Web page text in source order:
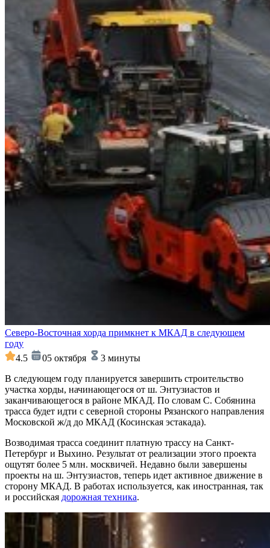
Северо-Восточная хорда примкнет к МКАД в следующем
году
4.5
05 октября
3 минуты
В следующем году планируется завершить строительство
участка хорды, начинающегося от ш. Энтузиастов и
заканчивающегося в районе МКАД. По словам С. Собянина
трасса будет идти с северной стороны Рязанского направления
Московской ж/д до МКАД (Косинская эстакада).
Возводимая трасса соединит платную трассу на Санкт-
Петербург и Выхино. Результат от реализации этого проекта
ощутят более 5 млн. москвичей. Недавно были завершены
проекты на ш. Энтузиастов, теперь идет активное движение в
сторону МКАД. В работах используется, как иностранная, так
и российская дорожная техника.